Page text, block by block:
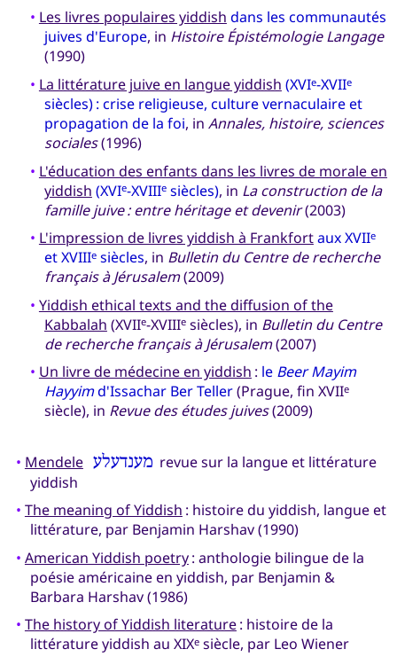
• Les livres populaires yiddish dans les communautés
juives d'Europe, in Histoire Épistémologie Langage
(1990)
• La littérature juive en langue yiddish (XVIe-XVIIe
siècles) : crise religieuse, culture vernaculaire et
propagation de la foi, in Annales, histoire, sciences
sociales(1996)
• L'éducation des enfants dans les livres de morale en
yiddish (XVIe-XVIIIesiècles), in La construction de la
famille juive : entre héritage et devenir(2003)
• L'impression de livres yiddish à Frankfortaux XVIIe
et XVIIIesiècles, in Bulletin du Centre de recherche
français à Jérusalem(2009)
• Yiddish ethical texts and the diffusion of the
Kabbalah (XVIIe-XVIIIesiècles), in Bulletin du Centre
de recherche français à Jérusalem(2007)
• Un livre de médecine en yiddish : le Beer Mayim
Hayyimd'Issachar Ber Teller(Prague, fin XVIIe
siècle), in Revue des études juives(2009)
• Mendele מענדעלע revue sur la langue et littérature
yiddish
• The meaning of Yiddish : histoire du yiddish, langue et
littérature, par Benjamin Harshav (1990)
• American Yiddish poetry: anthologie bilingue de la
poésie américaine en yiddish, par Benjamin &
Barbara Harshav (1986)
• The history of Yiddish literature: histoire de la
littérature yiddish au XIXesiècle, par Leo Wiener